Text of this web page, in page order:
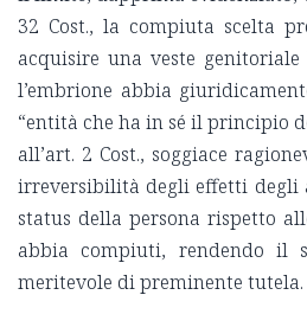
32 Cost., la compiuta scelta
acquisire una veste
l’embrione abbia
“entità che ha in sé il principio
all’art. 2 Cost., soggiace
irreversibilità degli effetti
status della persona rispetto
abbia compiuti, rendendo il
meritevole di preminente tutela.